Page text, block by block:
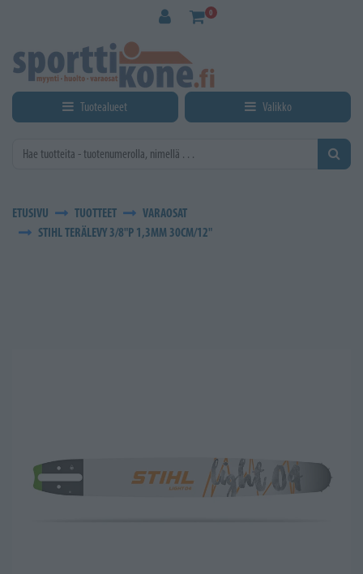
0
Tuotealueet Valikko
ETUSIVU TUOTTEET
VARAOSAT
STIHL TERÄLEVY 3/8"P 1,3MM 30CM/12"